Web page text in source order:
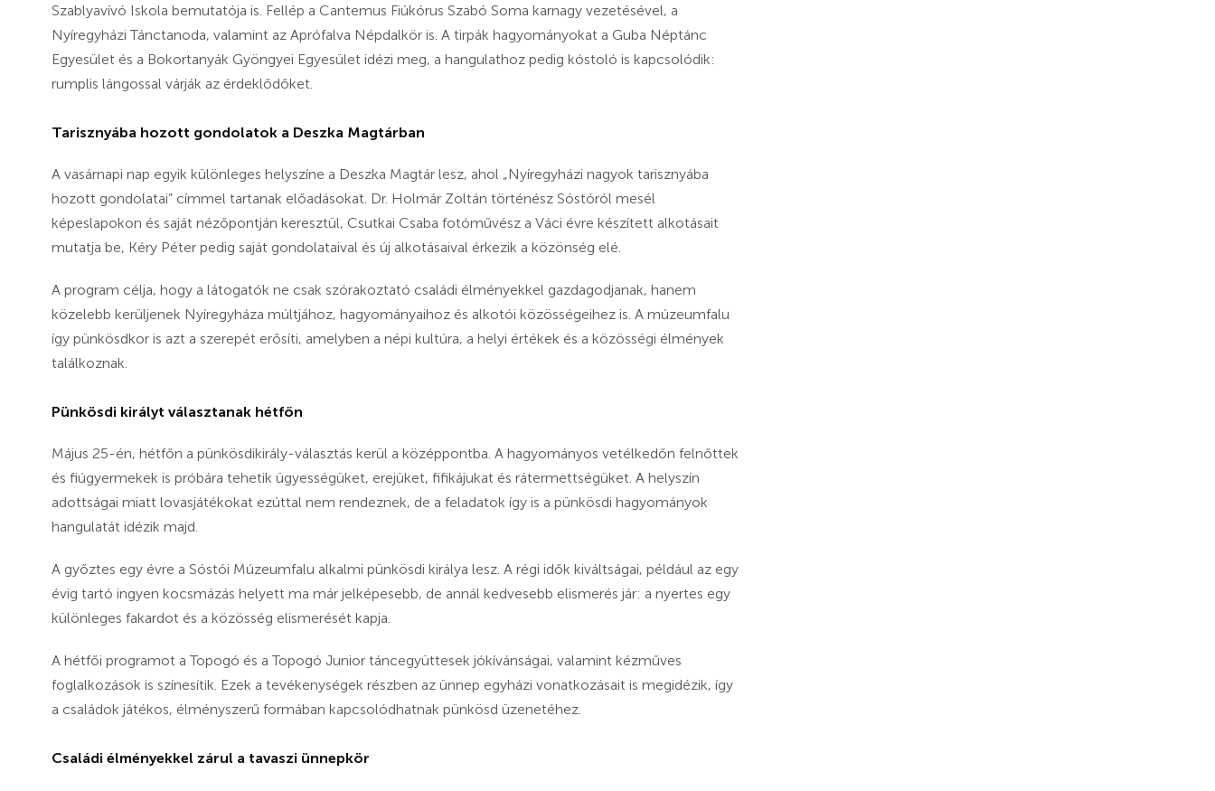
Szablyavívó Iskola bemutatója is. Fellép a Cantemus Fiúkórus Szabó Soma karnagy vezetésével, a
Nyíregyházi Tánctanoda, valamint az Aprófalva Népdalkör is. A tirpák hagyományokat a Guba Néptánc
Egyesület és a Bokortanyák Gyöngyei Egyesület idézi meg, a hangulathoz pedig kóstoló is kapcsolódik:
rumplis lángossal várják az érdeklődőket.
Tarisznyába hozott gondolatok a Deszka Magtárban
A vasárnapi nap egyik különleges helyszíne a Deszka Magtár lesz, ahol „Nyíregyházi nagyok tarisznyába
hozott gondolatai” címmel tartanak előadásokat. Dr. Holmár Zoltán történész Sóstóról mesél
képeslapokon és saját nézőpontján keresztül, Csutkai Csaba fotóművész a Váci évre készített alkotásait
mutatja be, Kéry Péter pedig saját gondolataival és új alkotásaival érkezik a közönség elé.
A program célja, hogy a látogatók ne csak szórakoztató családi élményekkel gazdagodjanak, hanem
közelebb kerüljenek Nyíregyháza múltjához, hagyományaihoz és alkotói közösségeihez is. A múzeumfalu
így pünkösdkor is azt a szerepét erősíti, amelyben a népi kultúra, a helyi értékek és a közösségi élmények
találkoznak.
Pünkösdi királyt választanak hétfőn
Május 25-én, hétfőn a pünkösdikirály-választás kerül a középpontba. A hagyományos vetélkedőn felnőttek
és fiúgyermekek is próbára tehetik ügyességüket, erejüket, fifikájukat és rátermettségüket. A helyszín
adottságai miatt lovasjátékokat ezúttal nem rendeznek, de a feladatok így is a pünkösdi hagyományok
hangulatát idézik majd.
A győztes egy évre a Sóstói Múzeumfalu alkalmi pünkösdi királya lesz. A régi idők kiváltságai, például az egy
évig tartó ingyen kocsmázás helyett ma már jelképesebb, de annál kedvesebb elismerés jár: a nyertes egy
különleges fakardot és a közösség elismerését kapja.
A hétfői programot a Topogó és a Topogó Junior táncegyüttesek jókívánságai, valamint kézműves
foglalkozások is színesítik. Ezek a tevékenységek részben az ünnep egyházi vonatkozásait is megidézik, így
a családok játékos, élményszerű formában kapcsolódhatnak pünkösd üzenetéhez.
Családi élményekkel zárul a tavaszi ünnepkör